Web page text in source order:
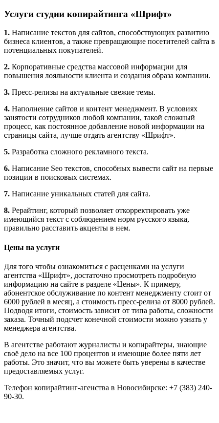
Услуги студии копирайтинга «Шрифт»
1. Написание текстов для сайтов, способствующих развитию
бизнеса клиентов, а также превращающие посетителей сайта в
потенциальных покупателей.
2. Корпоративные средства массовой информации для
повышения лояльности клиента и создания образа компании.
3. Пресс-релизы на актуальные свежие темы.
4. Наполнение сайтов и контент менеджмент. В условиях
занятости сотрудников любой компании, такой сложный
процесс, как постоянное добавление новой информации на
страницы сайта, лучше отдать агентству «Шрифт».
5. Разработка сложного рекламного текста.
6. Написание Seo текстов, способных вывести сайт на первые
позиции в поисковых системах.
7. Написание уникальных статей для сайта.
8. Рерайтинг, который позволяет откорректировать уже
имеющийся текст с соблюдением норм русского языка,
правильно расставить акценты в нем.
Цены на услуги
Для того чтобы ознакомиться с расценками на услуги
агентства «Шрифт», достаточно просмотреть подробную
информацию на сайте в разделе «Цены». К примеру,
абонентское обслуживание по контент менеджменту стоит от
6000 рублей в месяц, а стоимость пресс-релиза от 8000 рублей.
Подводя итоги, стоимость зависит от типа работы, сложности
заказа. Точный подсчет конечной стоимости можно узнать у
менеджера агентства.
В агентстве работают журналисты и копирайтеры, знающие
своё дело на все 100 процентов и имеющие более пяти лет
работы. Это значит, что вы можете быть уверены в качестве
предоставляемых услуг.
Телефон копирайтинг-агенства в Новосибирске: +7 (383) 240-
90-30.